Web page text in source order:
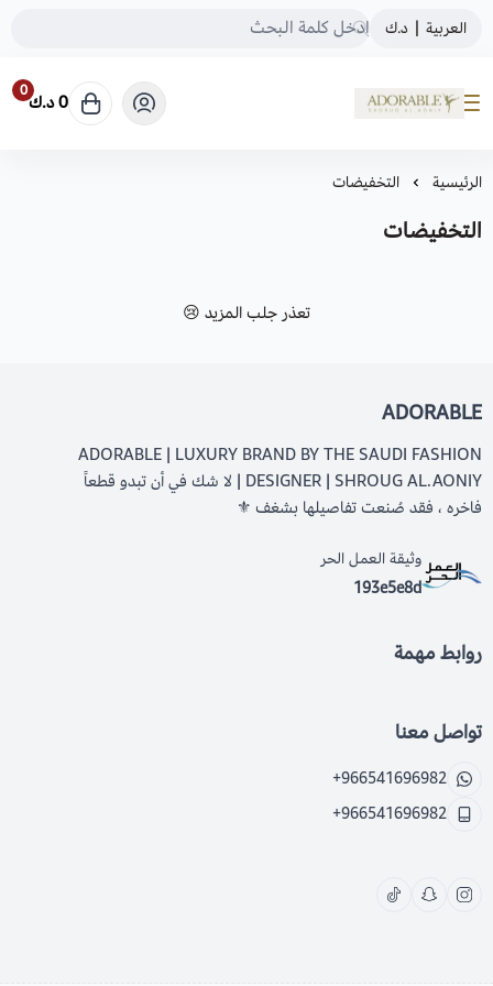
العربية | د.ك
ADORABLE
0 0 د.ك
الرئيسية التخفيضات
التخفيضات
تعذر جلب المزيد 😢
ADORABLE
ADORABLE | LUXURY BRAND BY THE SAUDI FASHION
DESIGNER | SHROUG AL.AONIY | لا شك في أن تبدو قطعاً
فاخره ، فقد صُنعت تفاصيلها بشغف ⚜️
وثيقة العمل الحر
193e5e8d
روابط مهمة
تواصل معنا
+966541696982
+966541696982